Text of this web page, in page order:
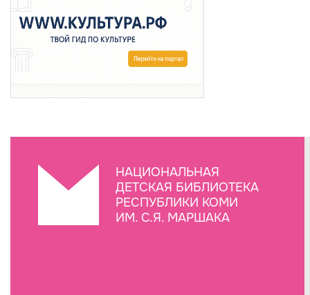
НАЦИОНАЛЬНАЯ
ДЕТСКАЯ БИБЛИОТЕКА
РЕСПУБЛИКИ КОМИ
ИМ. С.Я. МАРШАКА